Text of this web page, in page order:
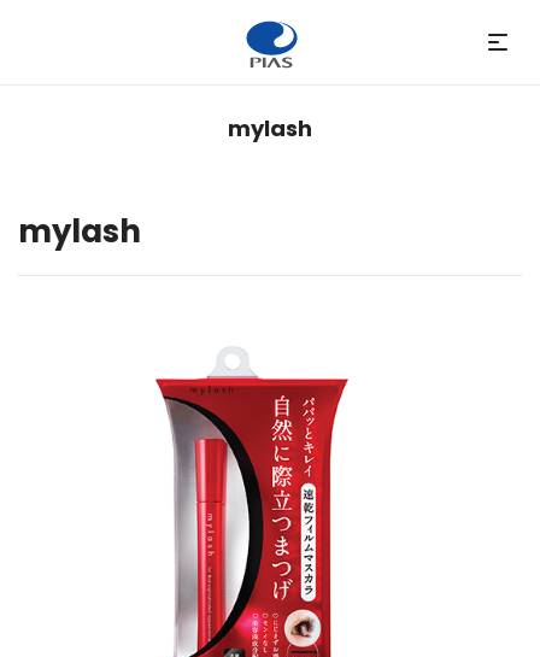
mylash
mylash